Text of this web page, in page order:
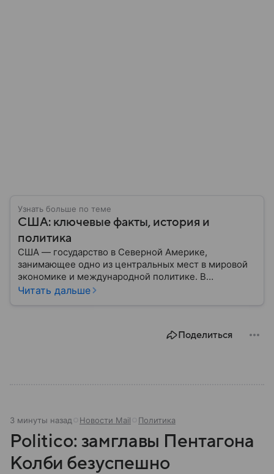
Узнать больше по теме
США: ключевые факты, история и
политика
США — государство в Северной Америке,
занимающее одно из центральных мест в мировой
экономике и международной политике. В
материале — основные сведения об этой стране.
Читать дальше
Поделиться
3 минуты назад Новости Mail Политика
Politico: замглавы Пентагона
Колби безуспешно